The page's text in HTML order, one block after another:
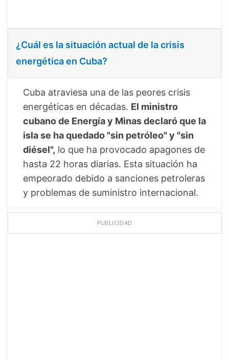
¿Cuál es la situación actual de la crisis
energética en Cuba?
Cuba atraviesa una de las peores crisis
energéticas en décadas. El ministro
cubano de Energía y Minas declaró que la
isla se ha quedado "sin petróleo" y "sin
diésel", lo que ha provocado apagones de
hasta 22 horas diarias. Esta situación ha
empeorado debido a sanciones petroleras
y problemas de suministro internacional.
PUBLICIDAD